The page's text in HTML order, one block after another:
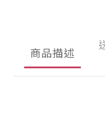
商品描述